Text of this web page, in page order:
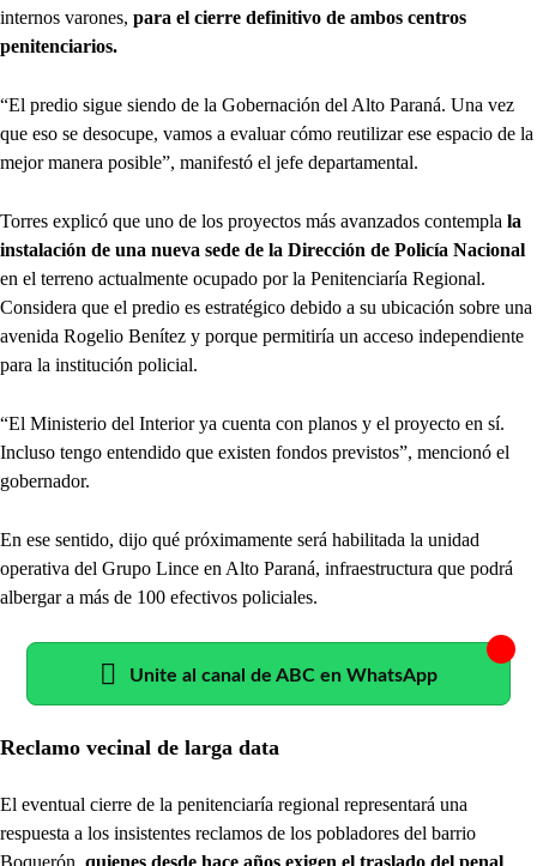
internos varones, para el cierre definitivo de ambos centros
penitenciarios.
“El predio sigue siendo de la Gobernación del Alto Paraná. Una vez
que eso se desocupe, vamos a evaluar cómo reutilizar ese espacio de la
mejor manera posible”, manifestó el jefe departamental.
Torres explicó que uno de los proyectos más avanzados contempla la
instalación de una nueva sede de la Dirección de Policía Nacional
en el terreno actualmente ocupado por la Penitenciaría Regional.
Considera que el predio es estratégico debido a su ubicación sobre una
avenida Rogelio Benítez y porque permitiría un acceso independiente
para la institución policial.
“El Ministerio del Interior ya cuenta con planos y el proyecto en sí.
Incluso tengo entendido que existen fondos previstos”, mencionó el
gobernador.
En ese sentido, dijo qué próximamente será habilitada la unidad
operativa del Grupo Lince en Alto Paraná, infraestructura que podrá
albergar a más de 100 efectivos policiales.
Unite al canal de ABC en WhatsApp
Reclamo vecinal de larga data
El eventual cierre de la penitenciaría regional representará una
respuesta a los insistentes reclamos de los pobladores del barrio
Boquerón, quienes desde hace años exigen el traslado del penal